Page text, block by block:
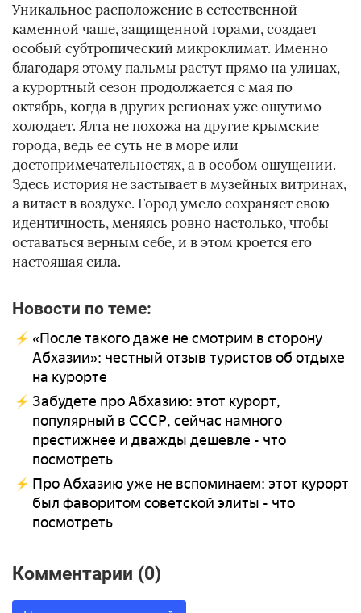
Уникальное расположение в естественной
каменной чаше, защищенной горами, создает
особый субтропический микроклимат. Именно
благодаря этому пальмы растут прямо на улицах,
а курортный сезон продолжается с мая по
октябрь, когда в других регионах уже ощутимо
холодает. Ялта не похожа на другие крымские
города, ведь ее суть не в море или
достопримечательностях, а в особом ощущении.
Здесь история не застывает в музейных витринах,
а витает в воздухе. Город умело сохраняет свою
идентичность, меняясь ровно настолько, чтобы
оставаться верным себе, и в этом кроется его
настоящая сила.
Новости по теме:
«После такого даже не смотрим в сторону
Абхазии»: честный отзыв туристов об отдыхе
на курорте
Забудете про Абхазию: этот курорт,
популярный в СССР, сейчас намного
престижнее и дважды дешевле - что
посмотреть
Про Абхазию уже не вспоминаем: этот курорт
был фаворитом советской элиты - что
посмотреть
Комментарии (0)